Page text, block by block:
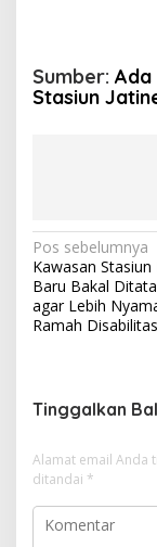
Sumber: Ada
Stasiun
N
a
v
i
a
i
p
o
Pos sebelumnya
Kawasan
Baru Bakal
agar Lebih
Ramah Disabilitas
Tinggalkan
Alamat email Anda
ditandai *